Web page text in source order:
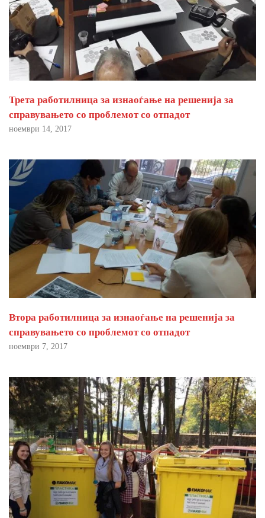
Трета работилница за изнаоѓање на решенија за
справувањето со проблемот со отпадот
ноември 14, 2017
Втора работилница за изнаоѓање на решенија за
справувањето со проблемот со отпадот
ноември 7, 2017